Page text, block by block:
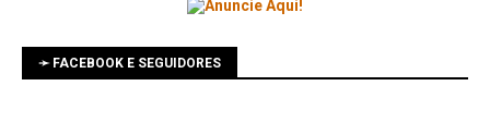
➛ FACEBOOK E SEGUIDORES